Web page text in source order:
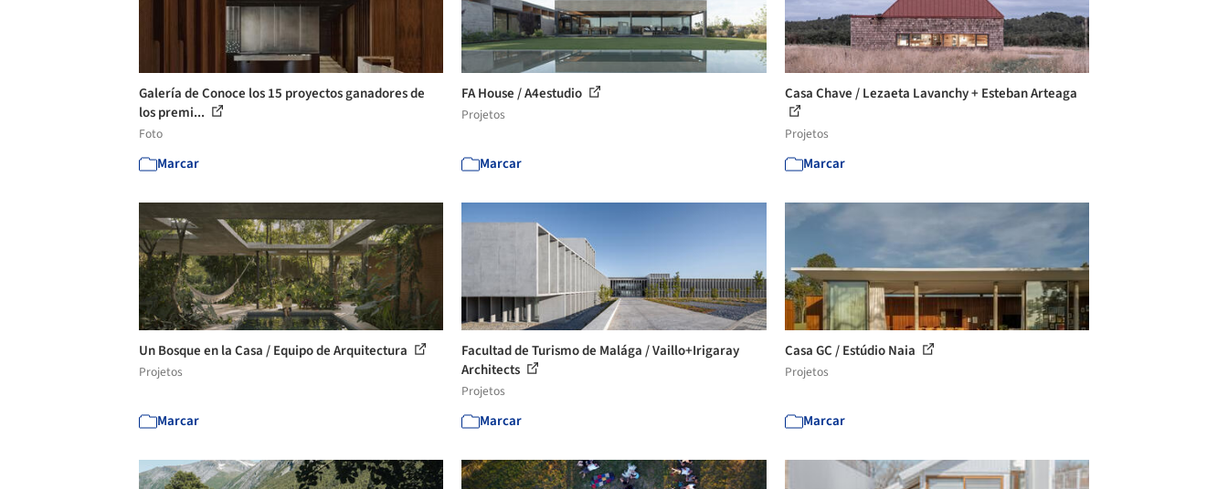
Galería de Conoce los 15 proyectos ganadores de
los premi...
Foto
Marcar
FA House / A4estudio
Projetos
Marcar
Casa Chave / Lezaeta Lavanchy + Esteban Arteaga
Projetos
Marcar
Un Bosque en la Casa / Equipo de Arquitectura
Projetos
Marcar
Facultad de Turismo de Malága / Vaillo+Irigaray
Architects
Projetos
Marcar
Casa GC / Estúdio Naia
Projetos
Marcar